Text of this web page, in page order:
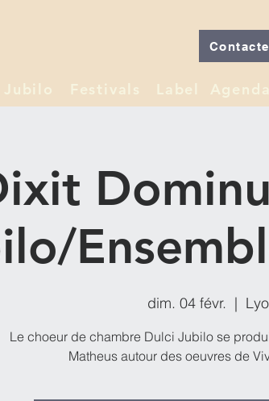
Festivals Label Agenda
dim. 04 févr.
  |
Le choeur de chambre Dulci Jubilo se
Matheus autour des oeuvres de